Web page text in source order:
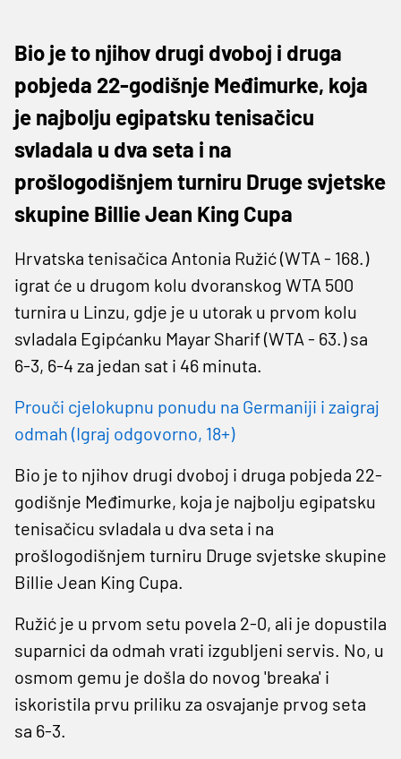
Bio je to njihov drugi dvoboj i druga
pobjeda 22-godišnje Međimurke, koja
je najbolju egipatsku tenisačicu
svladala u dva seta i na
prošlogodišnjem turniru Druge svjetske
skupine Billie Jean King Cupa
Hrvatska tenisačica Antonia Ružić (WTA - 168.)
igrat će u drugom kolu dvoranskog WTA 500
turnira u Linzu, gdje je u utorak u prvom kolu
svladala Egipćanku Mayar Sharif (WTA - 63.) sa
6-3, 6-4 za jedan sat i 46 minuta.
Prouči cjelokupnu ponudu na Germaniji i zaigraj
odmah (Igraj odgovorno, 18+)
Bio je to njihov drugi dvoboj i druga pobjeda 22-
godišnje Međimurke, koja je najbolju egipatsku
tenisačicu svladala u dva seta i na
prošlogodišnjem turniru Druge svjetske skupine
Billie Jean King Cupa.
Ružić je u prvom setu povela 2-0, ali je dopustila
suparnici da odmah vrati izgubljeni servis. No, u
osmom gemu je došla do novog 'breaka' i
iskoristila prvu priliku za osvajanje prvog seta
sa 6-3.